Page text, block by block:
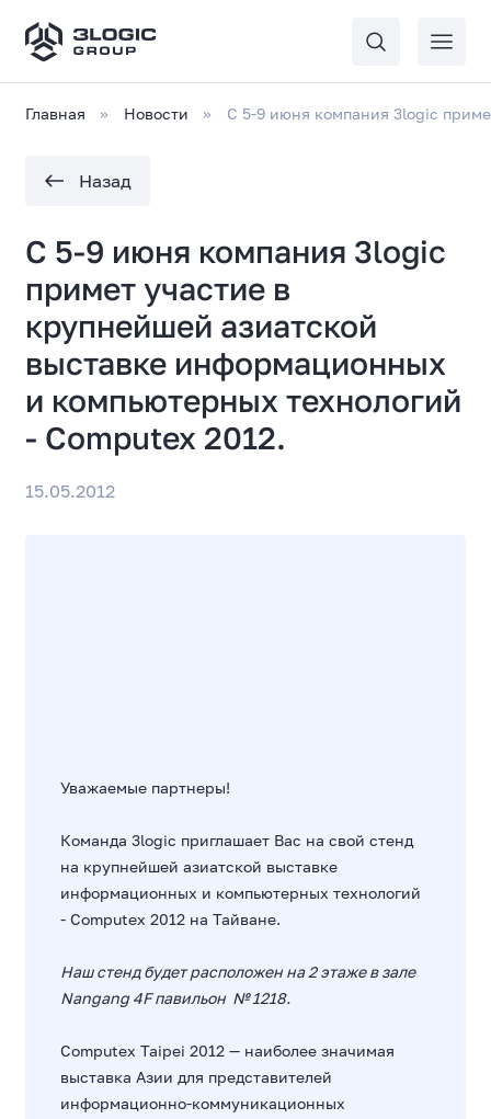
Главная Новости С 5-9 июня компания 3logic
Назад
С 5-9 июня компания 3logic
примет участие в
крупнейшей азиатской
выставке информационных
и компьютерных технологий
- Computex 2012.
15.05.2012
Уважаемые партнеры!
Команда 3logic приглашает Вас на свой стенд
на крупнейшей азиатской выставке
информационных и компьютерных технологий
- Computex 2012 на Тайване.
Наш стенд будет расположен на 2 этаже в зале
Nangang 4F павильон № 1218.
Computex Taipei 2012 — наиболее значимая
выставка Азии для представителей
информационно-коммуникационных